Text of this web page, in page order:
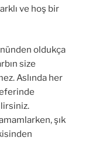
ve hoş bir
oldukça
size
Aslında her
şık